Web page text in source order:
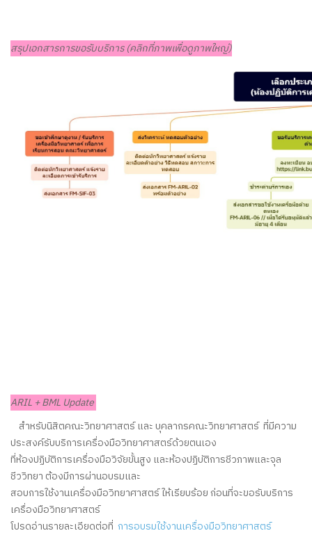
สรุปเอกสารการขอรับบริการ (คลิกที่ภาพเพื่อดูภาพใหญ่)
ARIL + BML Update
สำหรับนิสิตคณะวิทยาศาสตร์ และ บุคลากรคณะวิทยาศาสตร์ ที่มีความ
ประสงค์รับบริการเครื่องมือวิทยาศาสตร์ด้วยตนเอง
ที่ห้องปฏิบัติการเครื่องมือวิจัยขั้นสูง และห้องปฏิบัติการชีวภาพและจุล
ชีววิทยา ต้องมีการผ่านอบรมและ
สอบการใช้งานเครื่องมือวิทยาศาสตร์ ให้เรียบร้อย ก่อนที่จะขอรับบริการ
เครื่องมือวิทยาศาสตร์
โปรดอ่านรายละเอียดต่อที่ การอบรมใช้งานเครื่องมือวิทยาศาสตร์